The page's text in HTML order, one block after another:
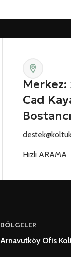
Cad
Hızlı ARAMA
BÖLGELER
Arnavutköy Ofis